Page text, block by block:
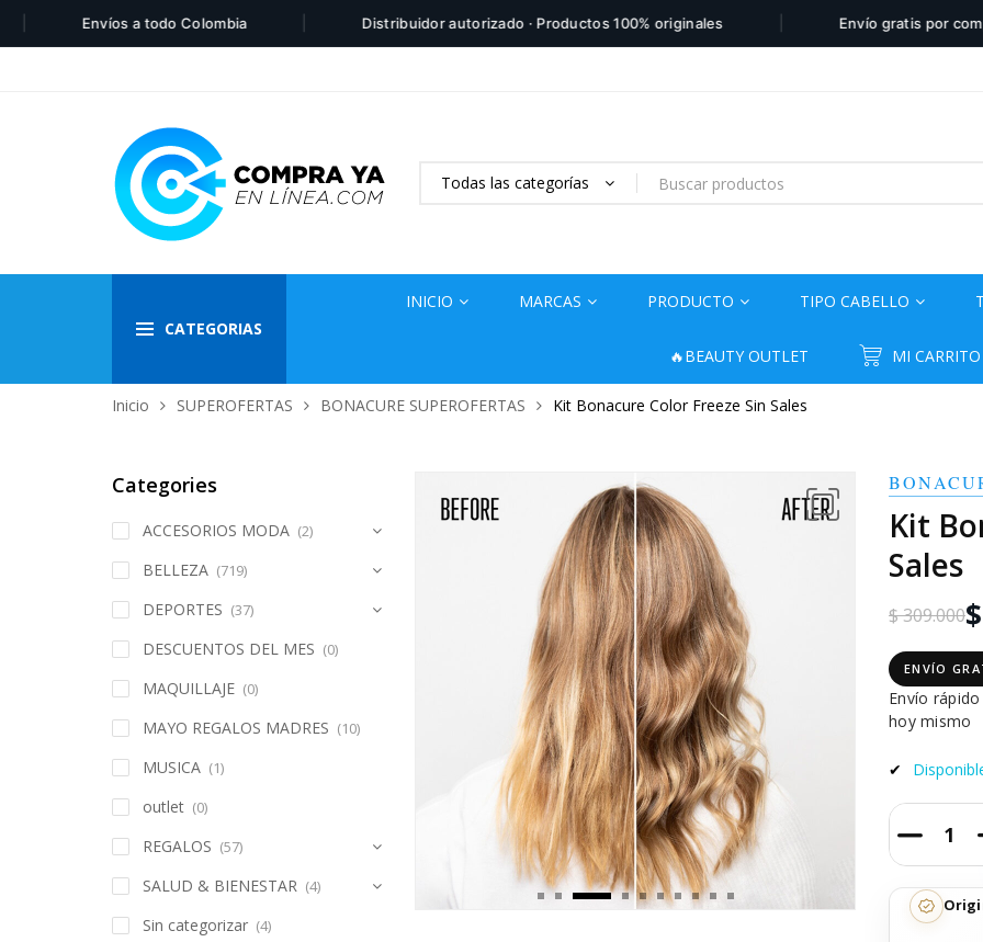
Envíos a todo Colombia Distribuidor autorizado · Productos 100% originales Envío gratis por compras
Todas las categorías
CATEGORIAS
INICIO MARCAS PRODUCTO TIPO CABELLO
🔥BEAUTY OUTLET MI CARRITO
Inicio SUPEROFERTAS BONACURE SUPEROFERTAS Kit Bonacure Color Freeze Sin Sales
Kit
Sales
$ 309.000
ENVÍO
Envío
hoy mismo
✔
Categories
ACCESORIOS MODA (2)
BELLEZA (719)
DEPORTES (37)
DESCUENTOS DEL MES (0)
MAQUILLAJE (0)
MAYO REGALOS MADRES (10)
MUSICA (1)
outlet (0)
REGALOS (57)
SALUD & BIENESTAR (4)
Sin categorizar (4)